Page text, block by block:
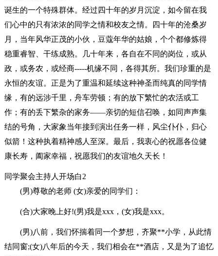
诞生的一个特殊群体。经过四十年的岁月沉淀，如今留在我
们心中的只有浓浓的同学之情和校友之情。四十年的沧桑岁
月，当年风华正茂的小伙，豆蔻年华的姑娘，个个都修炼得
稳重睿智、干练成熟。几十年来，各自在不同的岗位，或从
政，或务农，或经商-----机缘不同，各得其所。我们珍重的是
永恒的友谊。正是为了重温和延续这种神圣而纯真的同学情
缘，有的远涉千里，舟车劳顿；有的放下繁忙的农活或工
作；有的丢下繁杂的家务——亲切的短信召唤，如同声声集
结的号角，大家象当年接到演出任务一样，风尘仆仆，归心
似箭！这种执着精神感人至深。最后，我衷心的祝愿各位健
康长寿，阖家幸福，祝愿我们的友谊地久天长！
同学聚会主持人开场白2
(男)尊敬的老师 (女)亲爱的同学们：
(合)大家晚上好!(男)我是xxx，(女)我是xxx。
(男)八前，我们怀揣着同一个梦想，齐聚**小学，从此情
结同窗;(女)八年后的今天，我们相会在**酒店，又是为了追忆